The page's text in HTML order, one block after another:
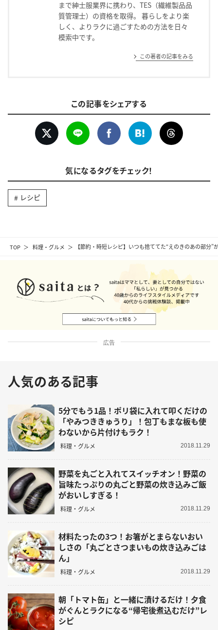
TOP 料理・グルメ 【節約・時短レシピ】いつも捨ててた“えのきのあの部分
まで紳士服業界に携わり、TES（繊維製品品
質管理士）の資格を取得。 暮らしをより楽
しく、よりラクに過ごすための方法を日々
模索中です。
この著者の記事をみる
この記事をシェアする
気になるタグをチェック！
レシピ
広告
人気のある記事
5分でもう1品！ポリ袋に入れて叩くだけの
「やみつききゅうり」！包丁もまな板も使
わないから片付けもラク！
料理・グルメ 2018.11.29
野菜を丸ごと入れてスイッチオン！野菜の
旨味たっぷりの丸ごと野菜の炊き込みご飯
がおいしすぎる！
料理・グルメ 2018.11.29
材料たったの3つ！お箸がとまらないおい
しさの「丸ごとさつまいもの炊き込みごは
ん」
料理・グルメ 2018.11.29
朝「トマト缶」と一緒に漬けるだけ！夕食
がぐんとラクになる“帰宅後煮込むだけ”レ
シピ